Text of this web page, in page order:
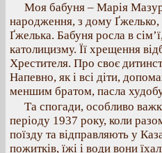
Моя бабуня – Марія
народження, з дому Ґжелько,
Ґжелька. Бабуня росла в
католицизму. Її хрещення
Хрестителя. Про своє
Напевно, як і всі діти,
меншим братом, пасла
Та спогади, особливо
періоду 1937 року, коли
поїзду та відправляють у
пожитків, їжі і води вони